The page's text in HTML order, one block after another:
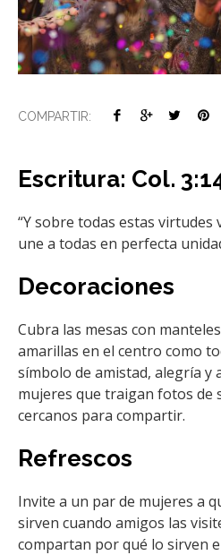
COMPARTIR:
Escritura: Col.
“Y sobre todas estas virtudes
une a todas en perfecta
Decoraciones
Cubra las mesas con
amarillas en el centro como
símbolo de amistad, alegría y
mujeres que traigan fotos de
cercanos para compartir.
Refrescos
Invite a un par de mujeres a
sirven cuando amigos las
compartan por qué lo sirven